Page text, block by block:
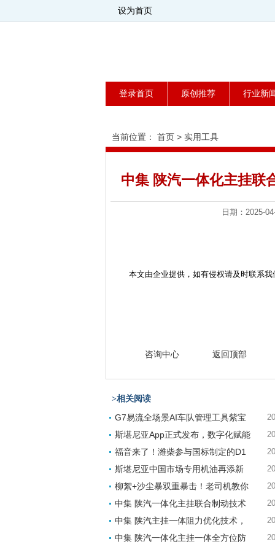
设为首页
登录首页 原创推荐 行业新
当前位置： 首页 > 实用工具
中集 陕汽一体化主挂联
日期：
本文由企业提供，如有侵权请及时联系我
咨询中心 返回顶部
>相关阅读
G7易流全场景AI车队管理工具紫宝
斯堪尼亚App正式发布，数字化赋能
福音来了！潍柴参与国标制定的D1
斯堪尼亚中国市场专用机油再添新
柳絮+沙尘暴双重暴击！老司机教你
中集 陕汽一体化主挂联合制动技术
中集 陕汽主挂一体阻力优化技术，
中集 陕汽一体化主挂一体全方位防